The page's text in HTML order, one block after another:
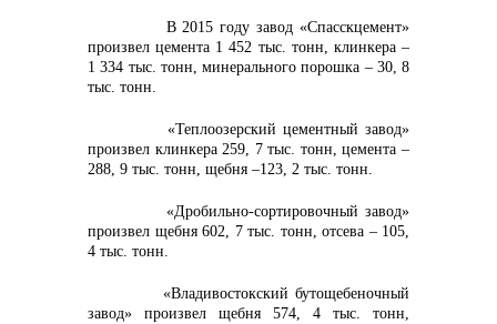
В 2015 году завод «Спасскцемент»
произвел цемента 1 452 тыс. тонн, клинкера –
1 334 тыс. тонн, минерального порошка – 30, 8
тыс. тонн.
«Теплоозерский цементный завод»
произвел клинкера 259, 7 тыс. тонн, цемента –
288, 9 тыс. тонн, щебня –123, 2 тыс. тонн.
«Дробильно-сортировочный завод»
произвел щебня 602, 7 тыс. тонн, отсева – 105,
4 тыс. тонн.
«Владивостокский бутощебеночный
завод» произвел щебня 574, 4 тыс. тонн,